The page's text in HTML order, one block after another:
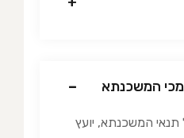
המשכנתא
המשכנתא, יועץ